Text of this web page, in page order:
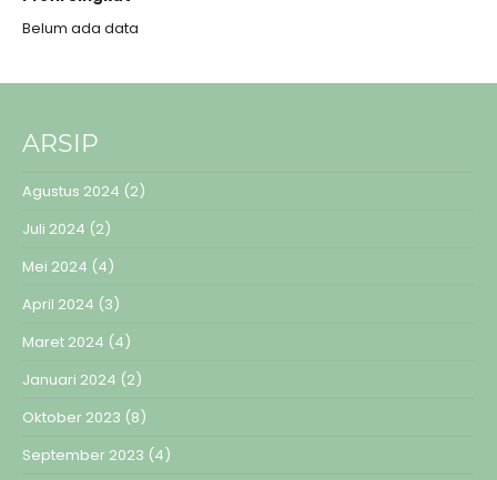
Belum ada data
ARSIP
Agustus 2024 (2)
Juli 2024 (2)
Mei 2024 (4)
April 2024 (3)
Maret 2024 (4)
Januari 2024 (2)
Oktober 2023 (8)
September 2023 (4)